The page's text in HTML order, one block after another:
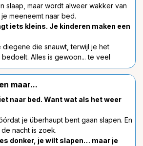
slaap, maar wordt alweer wakker van
meeneemt naar bed.
iets kleins. Je kinderen maken een
diegene die snauwt, terwijl je het
Alles is gewoon... te veel
maar...
naar bed. Want wat als het weer
je überhaupt bent gaan slapen. En
nacht is zoek.
donker, je wílt slapen… maar je